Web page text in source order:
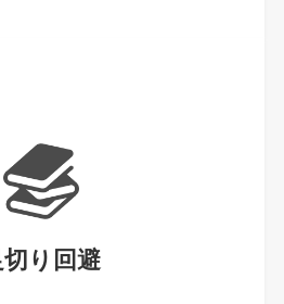
切り回避